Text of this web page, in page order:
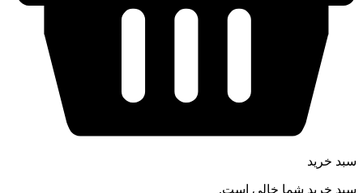
سبد خرید
سبد خرید شما خالی است.